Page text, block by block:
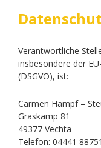
Verantwortliche
insbesondere der
(DSGVO), ist:
Carmen Hampf –
Graskamp 81
49377 Vechta
Telefon: 04441